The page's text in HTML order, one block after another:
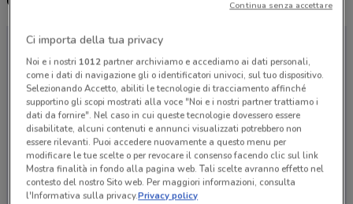
Ci importa della tua privacy
Noi e i nostri 1012partner archiviamo e accediamo ai dati personali,
come i dati di navigazione gli o identificatori univoci, sul tuo dispositivo.
Selezionando Accetto, abiliti le tecnologie di tracciamento affinché
supportino gli scopi mostrati alla voce "Noi e i nostri partner trattiamo i
dati da fornire". Nel caso in cui queste tecnologie dovessero essere
disabilitate, alcuni contenuti e annunci visualizzati potrebbero non
essere rilevanti. Puoi accedere nuovamente a questo menu per
modificare le tue scelte o per revocare il consenso facendo clic sul link
Mostra finalità in fondo alla pagina web. Tali scelte avranno effetto nel
contesto del nostro Sito web. Per maggiori informazioni, consulta
l'Informativa sulla privacy.Privacy policy
Continua senza accettare